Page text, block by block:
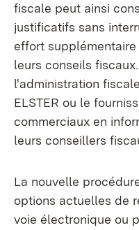
fiscale peut ainsi
justificatifs sans
effort
leurs conseils
l'administration
ELSTER ou le
commerciaux en
leurs conseillers
La nouvelle
options actuelles de
voie électronique ou